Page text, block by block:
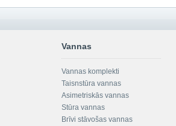
Vannas
Vannas komplekti
Taisnstūra vannas
Asimetriskās vannas
Stūra vannas
Brīvi stāvošas vannas